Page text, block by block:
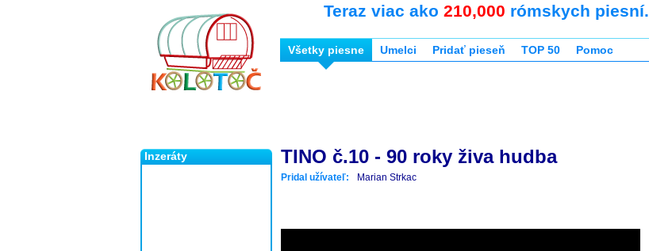
Inzeráty
Teraz viac ako 210,000 rómskych piesní.
Všetky piesne Umelci Pridať pieseň TOP 50 Pomoc
TINO č.10 - 90 roky živa hudba
Pridal užívateľ: Marian Strkac